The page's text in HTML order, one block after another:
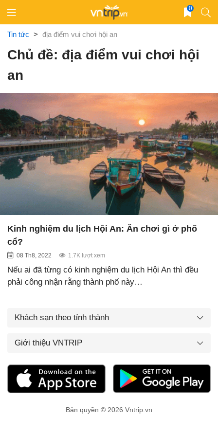
content
0
Tin tức > địa điểm vui chơi hội an
Chủ đề: địa điểm vui chơi hội
an
Kinh nghiệm du lịch Hội An: Ăn chơi gì ở phố
cổ?
08 Th8, 2022 1.7K lượt xem
Nếu ai đã từng có kinh nghiệm du lịch Hội An thì đều
phải công nhận rằng thành phố này…
Khách sạn theo tỉnh thành
Giới thiệu VNTRIP
Bản quyền © 2026 Vntrip.vn